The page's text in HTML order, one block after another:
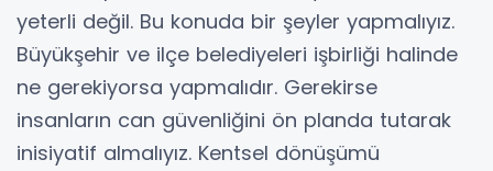
yeterli değil. Bu konuda bir şeyler yapmalıyız.
Büyükşehir ve ilçe belediyeleri işbirliği halinde
ne gerekiyorsa yapmalıdır. Gerekirse
insanların can güvenliğini ön planda tutarak
inisiyatif almalıyız. Kentsel dönüşümü